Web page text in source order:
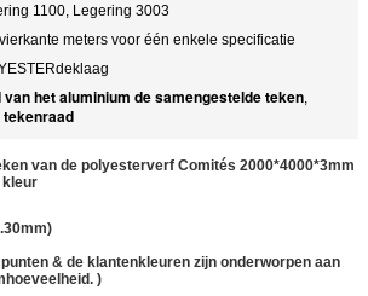
1100, Legering 3003
meters voor één enkele specificatie
van het aluminium de samengestelde teken,
van de polyesterverf Comités 2000*4000*3mm
kleur
& de klantenkleuren zijn onderworpen aan
)